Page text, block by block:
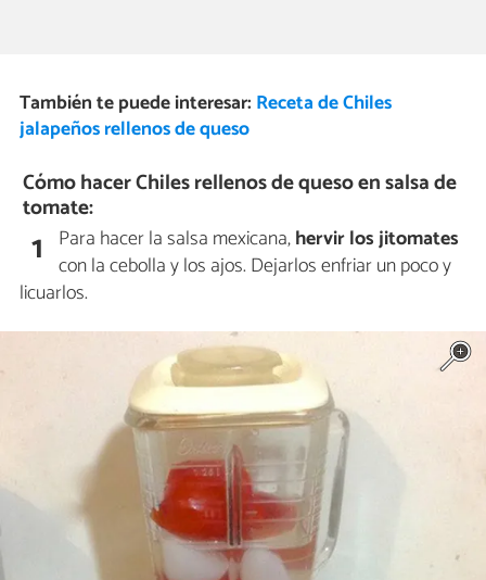
También te puede interesar: Receta de Chiles
jalapeños rellenos de queso
Cómo hacer Chiles rellenos de queso en salsa de
tomate:
1 Para hacer la salsa mexicana,hervir los jitomates
con la cebolla y los ajos. Dejarlos enfriar un poco y
licuarlos.